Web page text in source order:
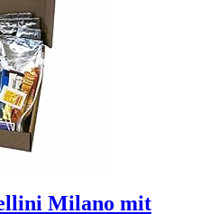
Milano mit